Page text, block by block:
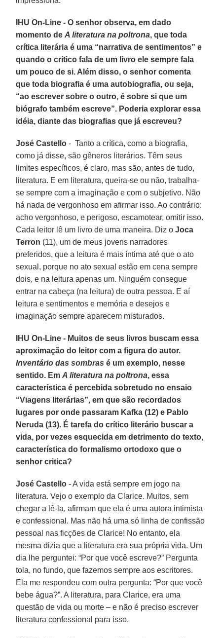
IHU On-Line - O senhor observa, em dado
momento deA literatura na poltrona, que toda
crítica literária é uma “narrativa de sentimentos” e
quando o crítico fala de um livro ele sempre fala
um pouco de si. Além disso, o senhor comenta
que toda biografia é uma autobiografia, ou seja,
“ao escrever sobre o outro, é sobre si que um
biógrafo também escreve”. Poderia explorar essa
idéia, diante das biografias que já escreveu?
José Castello - Tanto a crítica, como a biografia,
como já disse, são gêneros literários. Têm seus
limites específicos, é claro, mas são, antes de tudo,
literatura. E em literatura, queira-se ou não, trabalha-
se sempre com a imaginação e com o subjetivo. Não
há nada de vergonhoso em afirmar isso. Ao contrário:
acho vergonhoso, e perigoso, escamotear, omitir isso.
Cada leitor lê um livro de uma maneira. Diz oJoca
Terron (11), um de meus jovens narradores
preferidos, que a leitura é mais íntima até que o ato
sexual, porque no ato sexual estão em cena sempre
dois, e na leitura apenas um. Ninguém consegue
entrar na cabeça (na leitura) de outra pessoa. E aí
leitura e sentimentos e memória e desejos e
imaginação sempre aparecem misturados.
IHU On-Line - Muitos de seus livros buscam essa
aproximação do leitor com a figura do autor.
Inventário das sombras é um exemplo, nesse
sentido. EmA literatura na poltrona, essa
característica é percebida sobretudo no ensaio
“Viagens literárias”, em que são recordados
lugares por onde passaram Kafka (12) e Pablo
Neruda (13). É tarefa do crítico literário buscar a
vida, por vezes esquecida em detrimento do texto,
característica do formalismo ortodoxo que o
senhor critica?
José Castello - A vida está sempre em jogo na
literatura. Vejo o exemplo da Clarice. Muitos, sem
chegar a lê-la, afirmam que ela é uma autora intimista
e confessional. Mas não há uma só linha de confissão
pessoal nas ficções de Clarice! No entanto, ela
mesma dizia que a literatura era sua própria vida. Um
dia lhe perguntei: “Por que você escreve?” Pergunta
tola, no fundo, que fazemos sempre aos escritores.
Ela me respondeu com outra pergunta: “Por que você
bebe água?”. A literatura, para Clarice, era uma
questão de vida ou morte – e não é preciso escrever
literatura confessional para isso.